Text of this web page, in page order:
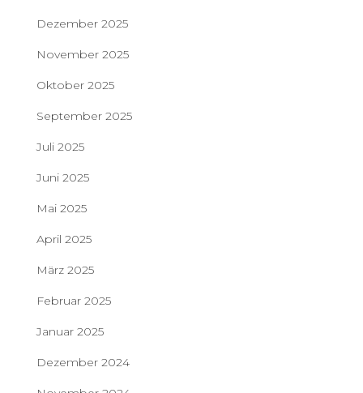
Dezember 2025
November 2025
Oktober 2025
September 2025
Juli 2025
Juni 2025
Mai 2025
April 2025
März 2025
Februar 2025
Januar 2025
Dezember 2024